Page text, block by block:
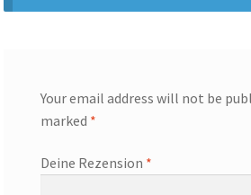
Your email address will not be
marked *
Deine Rezension *